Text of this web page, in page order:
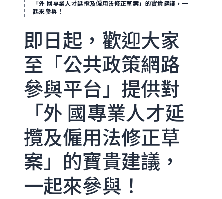
「外 國專業人才延攬及僱用法修正草案」的寶貴建議，一
起來參與！
即日起，歡迎大家
至「公共政策網路
參與平台」提供對
「外 國專業人才延
攬及僱用法修正草
案」的寶貴建議，
一起來參與！